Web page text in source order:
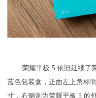
荣耀平板 5 依旧延续了
蓝色包装盒，正面左上角标
寸，右侧则为荣耀平板 5 的